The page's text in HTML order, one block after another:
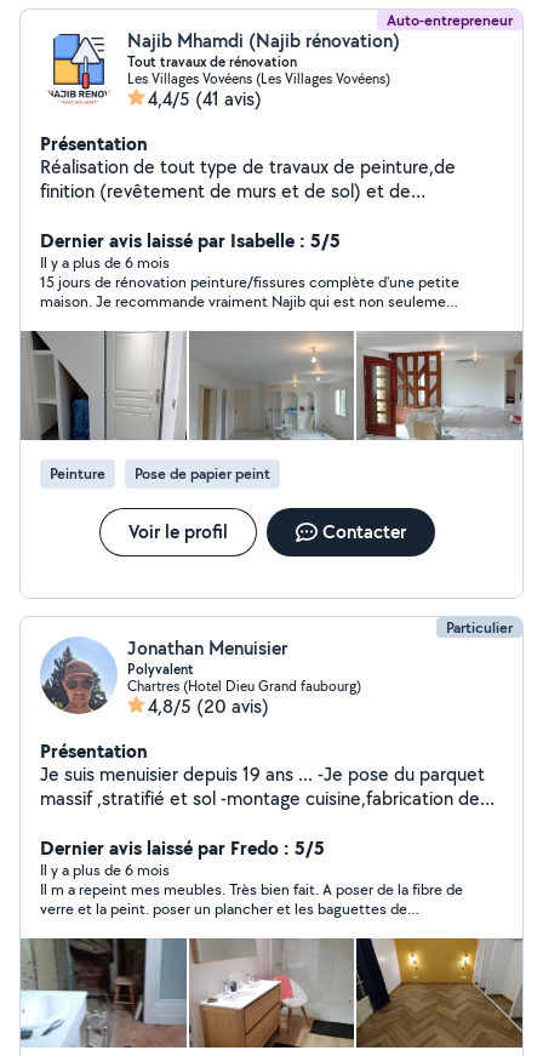
Auto-entrepreneur
Najib Mhamdi (Najib rénovation)
Tout travaux de rénovation
Les Villages Vovéens (Les Villages Vovéens)
4,4/5 (41 avis)
Présentation
Réalisation de tout type de travaux de peinture,de
finition (revêtement de murs et de sol) et de
Dernier avis laissé par Isabelle : 5/5
Il y a plus de 6 mois
15 jours de rénovation peinture/fissures complète d'une petite
maison. Je recommande vraiment Najib qui est non seulement
le délais. Merci Najib!
Peinture Pose de papier peint
Voir le profil Contacter
Particulier
Jonathan Menuisier
Polyvalent
Chartres (Hotel Dieu Grand faubourg)
4,8/5 (20 avis)
Présentation
Je suis menuisier depuis 19 ans ... -Je pose du parquet
massif ,stratifié et sol -montage cuisine,fabrication de
diverses demandes concernant la menuiserie -je
débouche les canalisations des toilettes ,évier et
baignoire . -peinture ,pose faïence ,sol ,placo,isolation ,
tonte de pelouse etc ... -location de DIABLE,
ASPIRATEUR INJECTEUR EXTRACTEUR
Dernier avis laissé par Fredo : 5/5
Il y a plus de 6 mois
Il m a repeint mes meubles. Très bien fait. A poser de la fibre de
verre et la peint. poser un plancher et les baguettes de
recommande.